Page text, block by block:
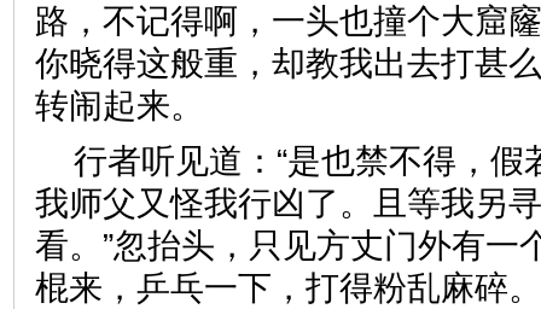
路，不记得啊，一头也撞个大窟
你晓得这般重，却教我出去打甚
转闹起来。
行者听见道：“是也禁不得，假
我师父又怪我行凶了。且等我另
看。”忽抬头，只见方丈门外有一
棍来，乒乓一下，打得粉乱麻碎